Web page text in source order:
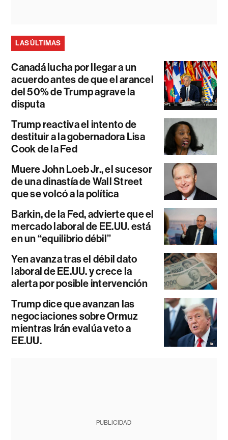
LAS ÚLTIMAS
Canadá lucha por llegar a un
acuerdo antes de que el arancel
del 50% de Trump agrave la
disputa
Trump reactiva el intento de
destituir a la gobernadora Lisa
Cook de la Fed
Muere John Loeb Jr., el sucesor
de una dinastía de Wall Street
que se volcó a la política
Barkin, de la Fed, advierte que el
mercado laboral de EE.UU. está
en un “equilibrio débil”
Yen avanza tras el débil dato
laboral de EE.UU. y crece la
alerta por posible intervención
Trump dice que avanzan las
negociaciones sobre Ormuz
mientras Irán evalúa veto a
EE.UU.
PUBLICIDAD